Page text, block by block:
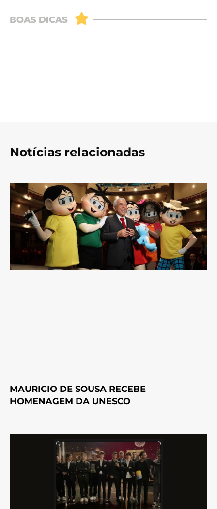
Notícias relacionadas
MAURICIO DE SOUSA RECEBE
HOMENAGEM DA UNESCO